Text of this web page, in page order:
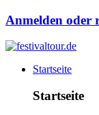
Anmelden oder
Startseite
Startseite